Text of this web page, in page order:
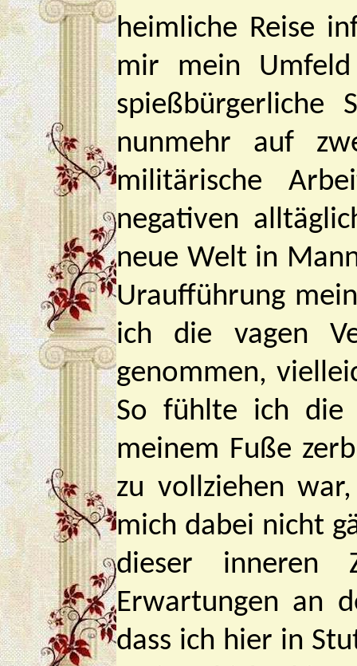
heimliche Reise
mir mein
nunmehr auf
militärische
negativen
neue Welt in
Uraufführung
ich die vagen
genommen,
So fühlte ich die
meinem Fuße
zu vollziehen
mich dabei nicht
dieser inneren
Erwartungen an
dass ich hier in